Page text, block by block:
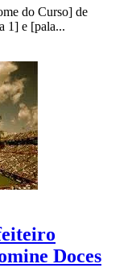
do Curso] de
1] e [pala...
Doces